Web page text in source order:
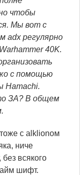
чтобы
Мы вот с
adx регулярно
40K.
с помощью
Hamachi.
ЗА? В общем
с аlklionом
ниче
всякого
шифт.